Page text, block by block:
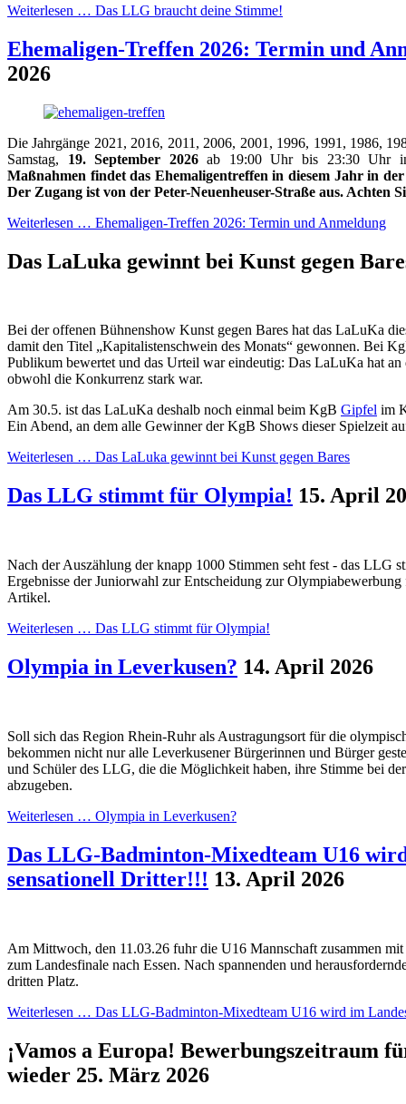
Weiterlesen … Das LLG braucht deine Stimme!
Ehemaligen-Treffen 2026: Termin und
2026
Die Jahrgänge 2021, 2016, 2011, 2006, 2001, 1996, 1991, 1986,
Samstag, 19. September 2026ab 19:00 Uhr bis 23:30 Uhr
Maßnahmen findet das Ehemaligentreffen in diesem Jahr in
Der Zugang ist von der Peter-Neuenheuser-Straße aus. Achten
Weiterlesen … Ehemaligen-Treffen 2026: Termin und Anmeldung
Das LaLuka gewinnt bei Kunst gegen
Bei der offenen Bühnenshow Kunst gegen Bares hat das LaLuKa
damit den Titel „Kapitalistenschwein des Monats“ gewonnen. Bei
Publikum bewertet und das Urteil war eindeutig: Das LaLuKa hat an
obwohl die Konkurrenz stark war.
Am 30.5. ist das LaLuKa deshalb noch einmal beim KgB Gipfel im
Ein Abend, an dem alle Gewinner der KgB Shows dieser Spielzeit
Weiterlesen … Das LaLuka gewinnt bei Kunst gegen Bares
Das LLG stimmt für Olympia! 15. April
Nach der Auszählung der knapp 1000 Stimmen seht fest - das LLG
Ergebnisse der Juniorwahl zur Entscheidung zur
Artikel.
Weiterlesen … Das LLG stimmt für Olympia!
Olympia in Leverkusen? 14. April 2026
Soll sich das Region Rhein-Ruhr als Austragungsort für die
bekommen nicht nur alle Leverkusener Bürgerinnen und Bürger
und Schüler des LLG, die die Möglichkeit haben, ihre Stimme bei
abzugeben.
Weiterlesen … Olympia in Leverkusen?
Das LLG-Badminton-Mixedteam U16
sensationell Dritter!!! 13. April 2026
Am Mittwoch, den 11.03.26 fuhr die U16 Mannschaft zusammen
zum Landesfinale nach Essen. Nach spannenden und
dritten Platz.
Weiterlesen … Das LLG-Badminton-Mixedteam U16 wird im
¡Vamos a Europa! Bewerbungszeitraum
wieder 25. März 2026